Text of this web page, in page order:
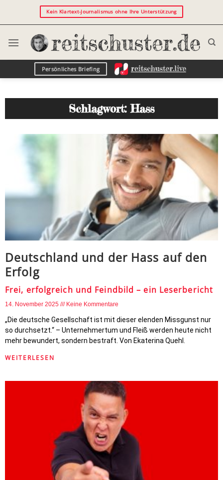
Kein Klartext-Journalismus ohne Ihre Unterstützung
Persönliches Briefing
Schlagwort: Hass
Deutschland und der Hass auf den
Erfolg
Frei, erfolgreich und Feindbild – ein Leserbericht
14. November 2025 Keine Kommentare
„Die deutsche Gesellschaft ist mit dieser elenden Missgunst nur
so durchsetzt.“ – Unternehmertum und Fleiß werden heute nicht
mehr bewundert, sondern bestraft. Von Ekaterina Quehl.
WEITERLESEN